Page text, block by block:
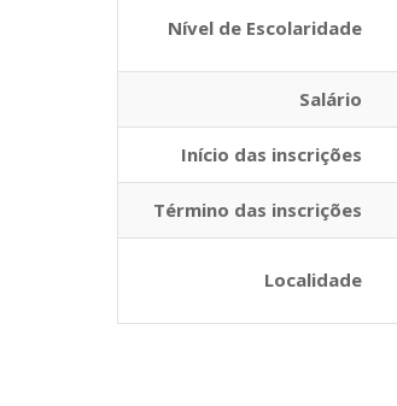
Nível de Escolaridade
Salário
Início das inscrições
Término das inscrições
Localidade